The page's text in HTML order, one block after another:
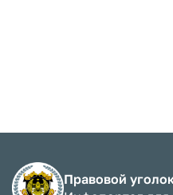
Правовой